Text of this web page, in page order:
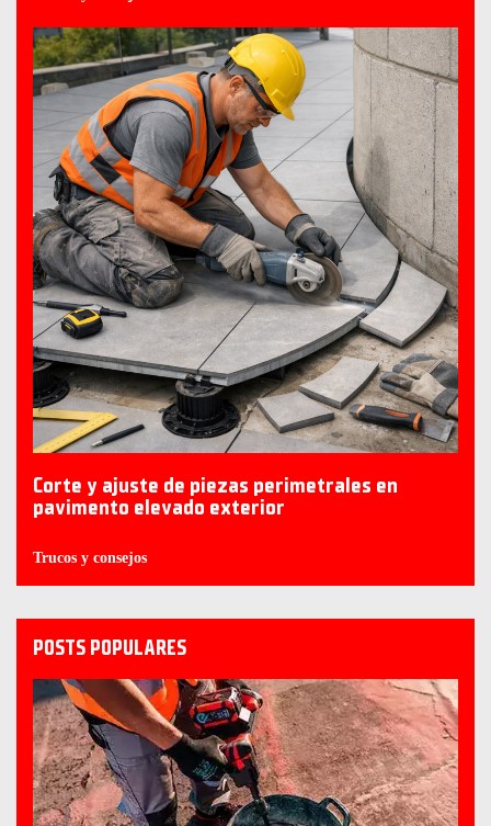
Corte y ajuste de piezas perimetrales en
pavimento elevado exterior
Trucos y consejos
POSTS POPULARES